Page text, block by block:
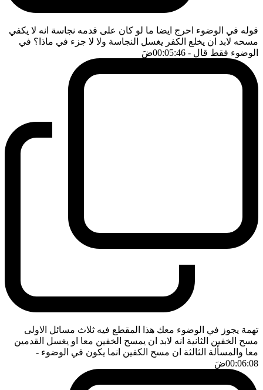
قوله في الوضوء احرج ايضا ما لو كان على قدمه نجاسة انه لا يكفي
مسحه لابد ان يخلع الكفر يغسل النجاسة ولا لا جزء في ماذا؟ في
الوضوء فقط قال - 00:05:46 ضَ
تهمة يجوز في الوضوء معك هذا المقطع فيه ثلاث مسائل الاولى
مسح الخفين الثانية انه لابد ان يمسح الخفين معا او يغسل القدمين
معا والمسألة الثالثة ان مسح الكفين انما يكون في الوضوء -
00:06:08ضَ